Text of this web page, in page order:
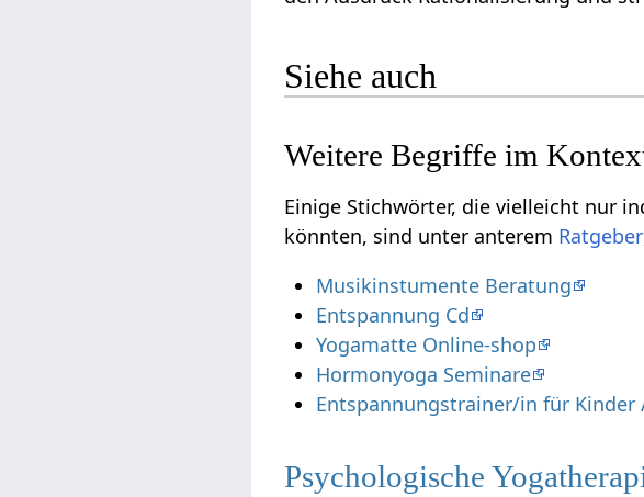
Siehe auch
Einige Stichwörter, die vielleicht nur indirekt in
könnten, sind unter anterem
Musikinstumente Beratung
Entspannung Cd
Yogamatte Online-shop
Hormonyoga Seminare
Entspannungstrainer/in für Kinder
Psychologische